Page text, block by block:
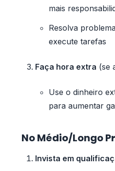
mais
Resolva
execute tarefas
Faça hora extra (se
Use o dinheiro
para aumentar
No Médio/Longo
Invista em